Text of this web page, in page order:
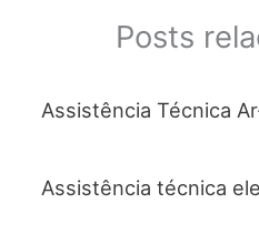
k
p
Posts
Assistência Técnica
Assistência técnica